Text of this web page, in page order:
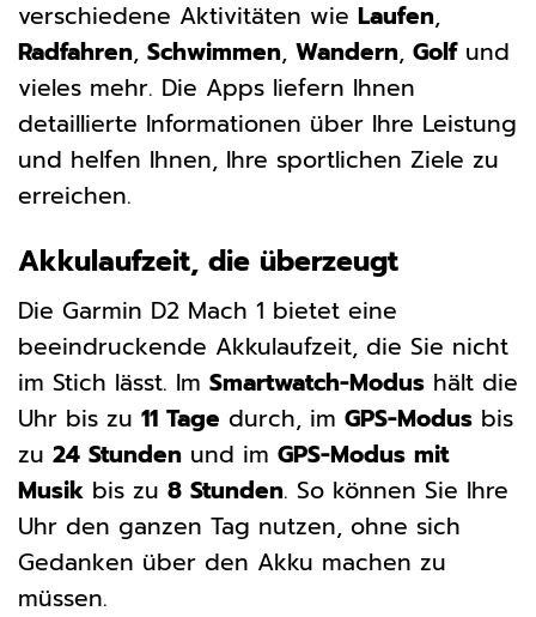
verschiedene Aktivitäten wie Laufen,
Radfahren, Schwimmen, Wandern, Golfund
vieles mehr. Die Apps liefern Ihnen
detaillierte Informationen über Ihre Leistung
und helfen Ihnen, Ihre sportlichen Ziele zu
erreichen.
Akkulaufzeit, die überzeugt
Die Garmin D2 Mach 1 bietet eine
beeindruckende Akkulaufzeit, die Sie nicht
im Stich lässt. Im Smartwatch-Modus hält die
Uhr bis zu 11 Tage durch, im GPS-Modus bis
zu 24 Stunden und im GPS-Modus mit
Musik bis zu 8 Stunden. So können Sie Ihre
Uhr den ganzen Tag nutzen, ohne sich
Gedanken über den Akku machen zu
müssen.